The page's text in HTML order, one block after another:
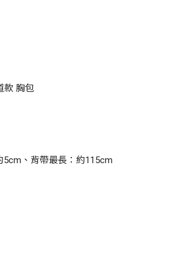
款 胸包
、背帶最長：約115cm